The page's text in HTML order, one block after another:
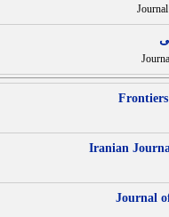
Iranian
Journal